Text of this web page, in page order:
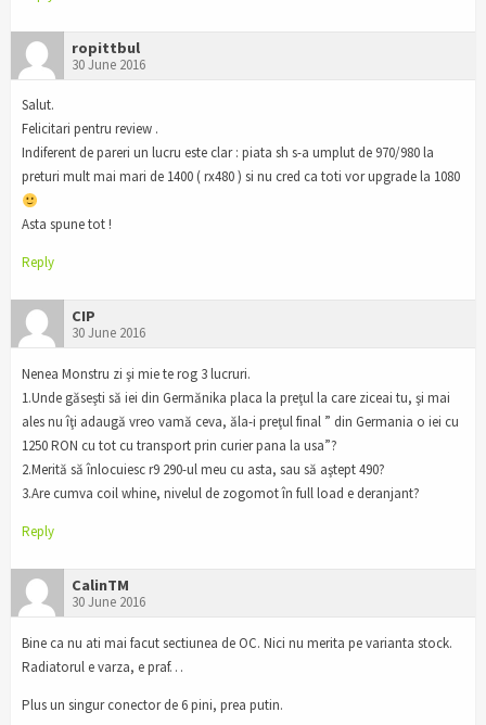
ropittbul
30 June 2016
Salut.
Felicitari pentru review .
Indiferent de pareri un lucru este clar : piata sh s-a umplut de 970/980 la
preturi mult mai mari de 1400 ( rx480 ) si nu cred ca toti vor upgrade la 1080
Asta spune tot !
Reply
CIP
30 June 2016
Nenea Monstru zi şi mie te rog 3 lucruri.
1.Unde găseşti să iei din Germănika placa la preţul la care ziceai tu, şi mai
ales nu îţi adaugă vreo vamă ceva, ăla-i preţul final ” din Germania o iei cu
1250 RON cu tot cu transport prin curier pana la usa”?
2.Merită să înlocuiesc r9 290-ul meu cu asta, sau să aştept 490?
3.Are cumva coil whine, nivelul de zogomot în full load e deranjant?
Reply
CalinTM
30 June 2016
Bine ca nu ati mai facut sectiunea de OC. Nici nu merita pe varianta stock.
Radiatorul e varza, e praf…
Plus un singur conector de 6 pini, prea putin.